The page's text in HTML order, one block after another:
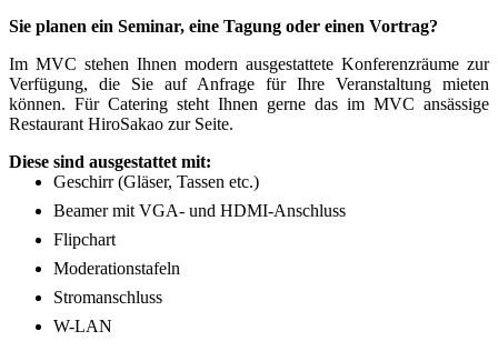
Sie planen ein Seminar, eine Tagung oder einen Vortrag?
Im MVC stehen Ihnen modern ausgestattete Konferenzräume zur
Verfügung, die Sie auf Anfrage für Ihre Veranstaltung mieten
können. Für Catering steht Ihnen gerne das im MVC ansässige
Restaurant HiroSakao zur Seite.
Diese sind ausgestattet mit:
Geschirr (Gläser, Tassen etc.)
Beamer mit VGA- und HDMI-Anschluss
Flipchart
Moderationstafeln
Stromanschluss
W-LAN